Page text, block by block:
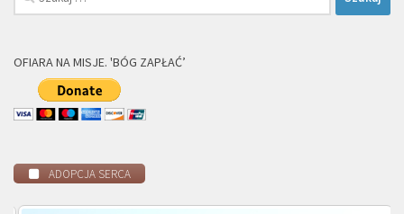
OFIARA NA MISJE. 'BÓG ZAPŁAĆ’
ADOPCJA SERCA